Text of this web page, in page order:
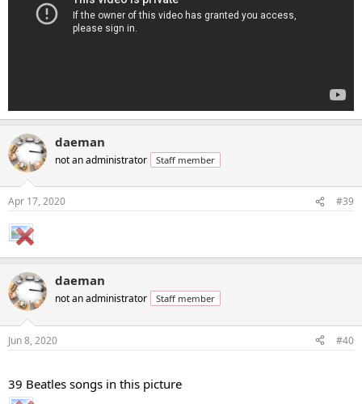
daeman
not an administrator Staff member
Apr 17, 2020 #39
daeman
not an administrator Staff member
Jun 8, 2020 #40
39 Beatles songs in this picture